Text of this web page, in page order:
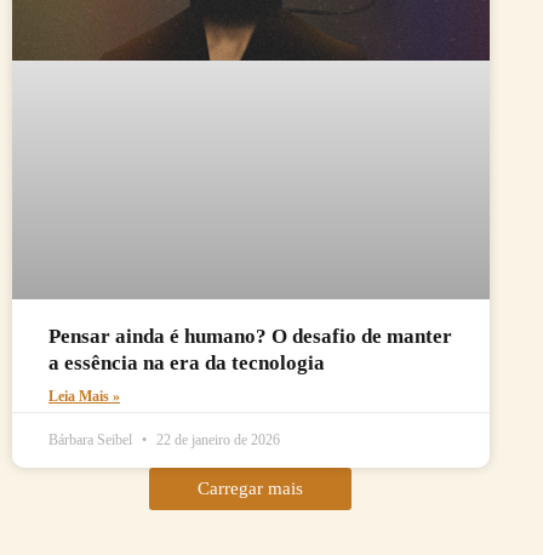
Pensar ainda é humano? O desafio de manter
a essência na era da tecnologia
Leia Mais »
Bárbara Seibel 22 de janeiro de 2026
Carregar mais